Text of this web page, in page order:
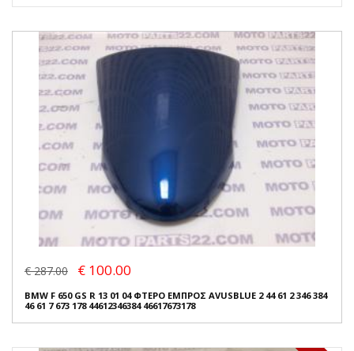
€ 287.00 € 100.00
BMW F 650 GS R 13 01 04 ΦΤΕΡΟ ΕΜΠΡΟΣ AVUSBLUE 2 44 61 2 346 384
46 61 7 673 178 44612346384 46617673178